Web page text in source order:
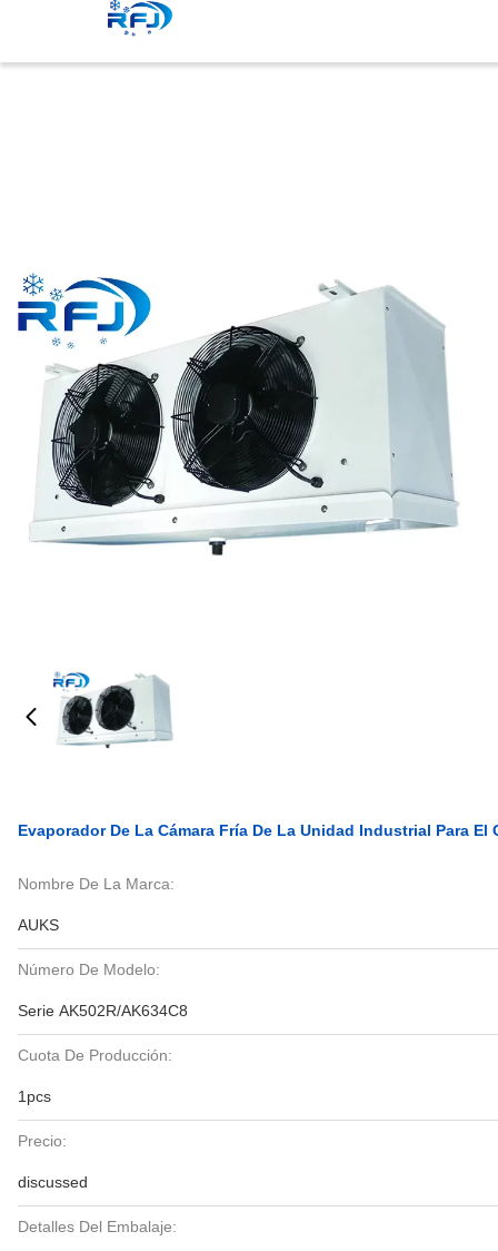
Evaporador De La Cámara Fría De La Unidad Industrial Para
Nombre De La Marca:
AUKS
Número De Modelo:
Serie AK502R/AK634C8
Cuota De Producción:
1pcs
Precio:
discussed
Detalles Del Embalaje: